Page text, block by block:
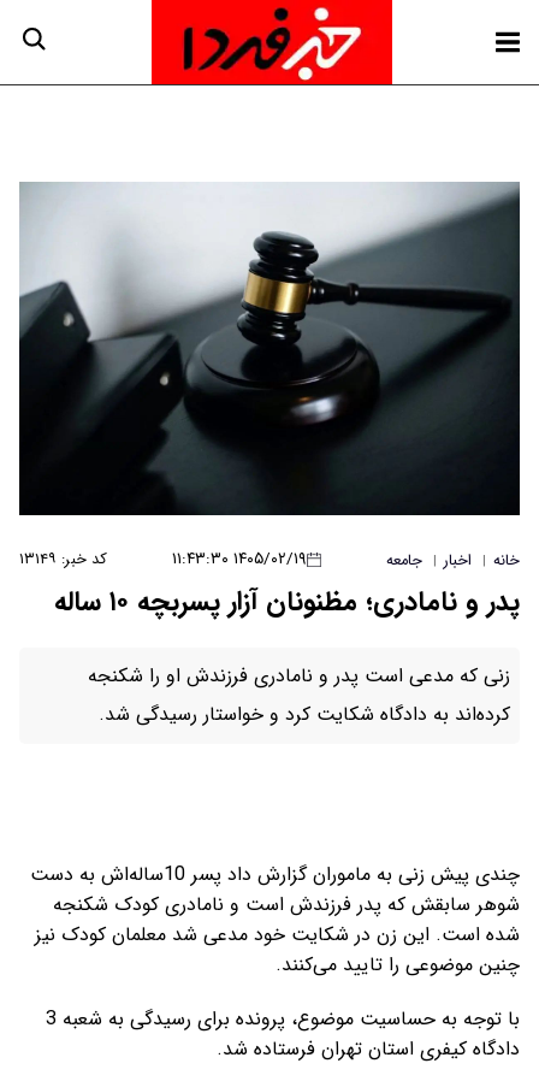
خانه | اخبار | جامعه ۱۴۰۵/۰۲/۱۹ ۱۱:۴۳:۳۰ کد خبر: ۱۳۱۴۹
پدر و نامادری؛ مظنونان آزار پسربچه ۱۰ ساله
زنی که مدعی است پدر و نامادری فرزندش او را شکنجه
کرده‌اند به دادگاه شکایت کرد و خواستار رسیدگی شد.
چندی پیش زنی به ماموران گزارش داد پسر 10ساله‌اش به دست
شوهر سابقش که پدر فرزندش است و نامادری کودک شکنجه
شده است. این زن در شکایت خود مدعی شد معلمان کودک نیز
چنین موضوعی را تایید می‌کنند.
با توجه به حساسیت موضوع، پرونده برای رسیدگی به شعبه 3
دادگاه کیفری استان تهران فرستاده شد.